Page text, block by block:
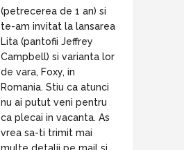
(petrecerea de 1 an) si
te-am invitat la lansarea
Lita (pantofii Jeffrey
Campbell) si varianta lor
de vara, Foxy, in
Romania. Stiu ca atunci
nu ai putut veni pentru
ca plecai in vacanta. As
vrea sa-ti trimit mai